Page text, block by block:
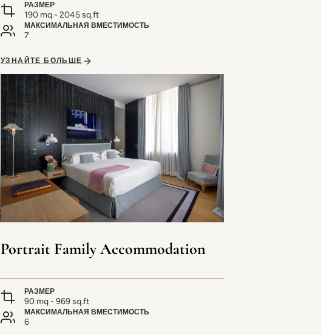
РАЗМЕР
190 mq - 2045 sq.ft
МАКСИМАЛЬНАЯ ВМЕСТИМОСТЬ
7
УЗНАЙТЕ БОЛЬШЕ
Portrait Family Accommodation
РАЗМЕР
90 mq - 969 sq.ft
МАКСИМАЛЬНАЯ ВМЕСТИМОСТЬ
6